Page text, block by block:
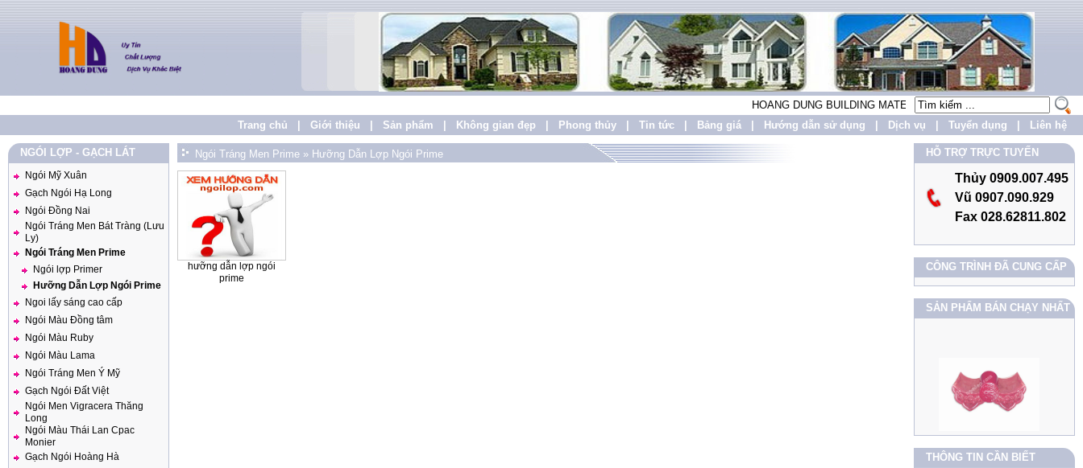
HOANG DUNG BUILDING MATERIALS CO.,LTD LẤY PHƯƠNG
Trang chủ
Giới thiệu Sản phẩm Không gian đẹp Phong thủy Tin tức Bảng giá Hướng dẫn sử dụng Dịch vụ Tuyển dụng Liên hệ
NGÓI LỢP - GẠCH LÁT
Ngói Mỹ Xuân
Gạch Ngói Hạ Long
Ngói Đồng Nai
Ngói Tráng Men Bát Tràng (Lưu
Ly)
Ngói Tráng Men Prime
Ngói lợp Primer
Hưỡng Dẫn Lợp Ngói Prime
Ngoi lấy sáng cao cấp
Ngói Màu Đồng tâm
Ngói Màu Ruby
Ngói Màu Lama
Ngói Tráng Men Ý Mỹ
Gạch Ngói Đất Việt
Ngói Men Vigracera Thăng
Long
Ngói Màu Thái Lan Cpac
Monier
Gạch Ngói Hoàng Hà
Ngói Tráng Men Prime » Hưỡng Dẫn Lợp Ngói Prime
hưỡng dẫn lợp ngói
prime
HỖ TRỢ TRỰC TUYẾN
Thủy 0909.007.495
Vũ 0907.090.929
Fax 028.62811.802
CÔNG TRÌNH ĐÃ CUNG CẤP
SẢN PHẨM BÁN CHẠY NHẤT
THÔNG TIN CẦN BIẾT
Ưu đãi đầu xuân 2017